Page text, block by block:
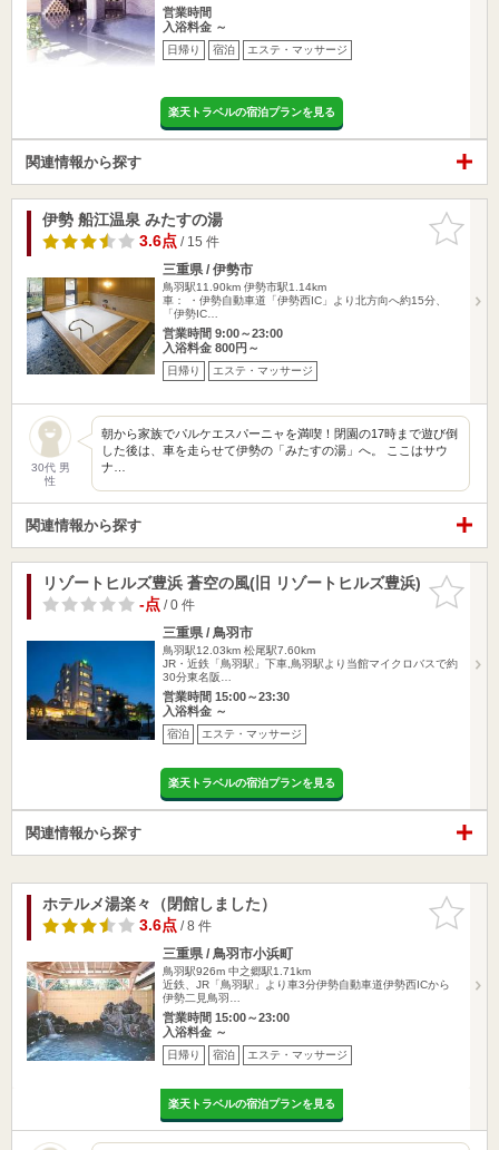
営業時間
入浴料金 ～
日帰り 宿泊 エステ・マッサージ
楽天トラベルの宿泊プランを見る
関連情報から探す
お気に入
りに追加
伊勢 船江温泉 みたすの湯
3.6点/ 15 件
三重県 / 伊勢市
鳥羽駅11.90km 伊勢市駅1.14km
車： ・伊勢自動車道「伊勢西IC」より北方向へ約15分、
「伊勢IC…
営業時間 9:00～23:00
入浴料金 800円～
日帰り エステ・マッサージ
30代 男
性
朝から家族でパルケエスパーニャを満喫！閉園の17時まで遊び倒
した後は、車を走らせて伊勢の「みたすの湯」へ。 ここはサウ
ナ…
関連情報から探す
お気に入
りに追加
リゾートヒルズ豊浜 蒼空の風(旧 リゾートヒルズ豊浜)
-点/ 0 件
三重県 / 鳥羽市
鳥羽駅12.03km 松尾駅7.60km
JR・近鉄「鳥羽駅」下車,鳥羽駅より当館マイクロバスで約
30分東名阪…
営業時間 15:00～23:30
入浴料金 ～
宿泊 エステ・マッサージ
楽天トラベルの宿泊プランを見る
関連情報から探す
お気に入
りに追加
ホテルメ湯楽々（閉館しました）
3.6点/ 8 件
三重県 / 鳥羽市小浜町
鳥羽駅926m 中之郷駅1.71km
近鉄、JR「鳥羽駅」より車3分伊勢自動車道伊勢西ICから
伊勢二見鳥羽…
営業時間 15:00～23:00
入浴料金 ～
日帰り 宿泊 エステ・マッサージ
楽天トラベルの宿泊プランを見る